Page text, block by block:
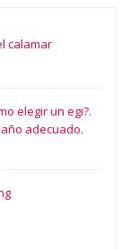
calamar
elegir un egi?.
adecuado.